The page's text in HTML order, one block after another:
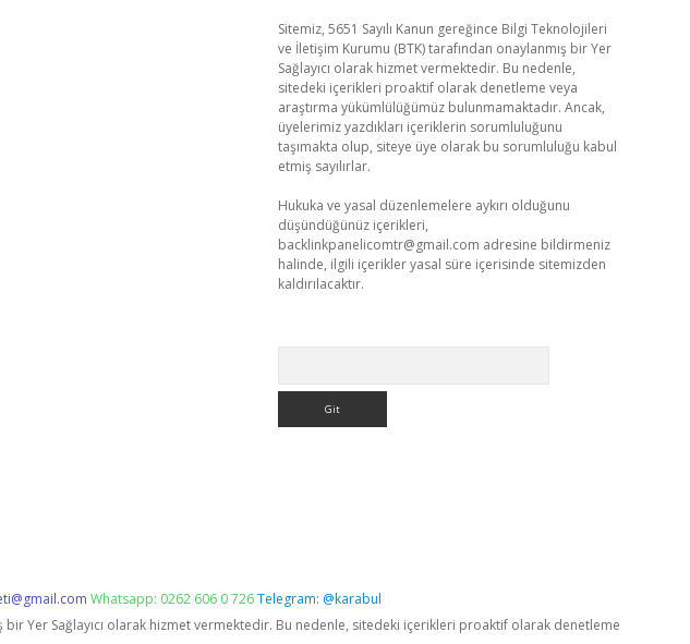
Sitemiz, 5651 Sayılı Kanun gereğince Bilgi Teknolojileri
ve İletişim Kurumu (BTK) tarafından onaylanmış bir Yer
Sağlayıcı olarak hizmet vermektedir. Bu nedenle,
sitedeki içerikleri proaktif olarak denetleme veya
araştırma yükümlülüğümüz bulunmamaktadır. Ancak,
üyelerimiz yazdıkları içeriklerin sorumluluğunu
taşımakta olup, siteye üye olarak bu sorumluluğu kabul
etmiş sayılırlar.
Hukuka ve yasal düzenlemelere aykırı olduğunu
düşündüğünüz içerikleri,
backlinkpanelicomtr@gmail.com adresine bildirmeniz
halinde, ilgili içerikler yasal süre içerisinde sitemizden
kaldırılacaktır.
Whatsapp: 0262 606 0 726Telegram: @karabul
bir Yer Sağlayıcı olarak hizmet vermektedir. Bu nedenle, sitedeki içerikleri proaktif olarak denetleme